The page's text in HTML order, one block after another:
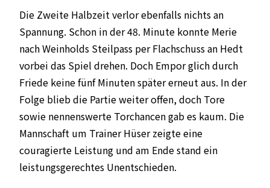
Die Zweite Halbzeit verlor ebenfalls nichts an
Spannung. Schon in der 48. Minute konnte Merie
nach Weinholds Steilpass per Flachschuss an Hedt
vorbei das Spiel drehen. Doch Empor glich durch
Friede keine fünf Minuten später erneut aus. In der
Folge blieb die Partie weiter offen, doch Tore
sowie nennenswerte Torchancen gab es kaum. Die
Mannschaft um Trainer Hüser zeigte eine
couragierte Leistung und am Ende stand ein
leistungsgerechtes Unentschieden.